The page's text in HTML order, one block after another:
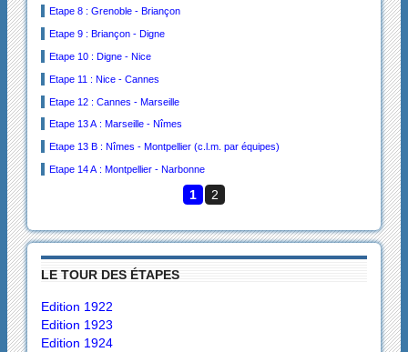
Etape 8 : Grenoble - Briançon
Etape 9 : Briançon - Digne
Etape 10 : Digne - Nice
Etape 11 : Nice - Cannes
Etape 12 : Cannes - Marseille
Etape 13 A : Marseille - Nîmes
Etape 13 B : Nîmes - Montpellier (c.l.m. par équipes)
Etape 14 A : Montpellier - Narbonne
1 2
LE TOUR DES ÉTAPES
Edition 1922
Edition 1923
Edition 1924